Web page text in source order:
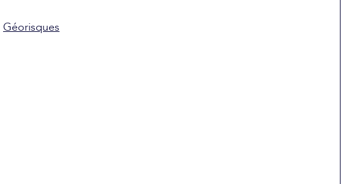
Géorisques